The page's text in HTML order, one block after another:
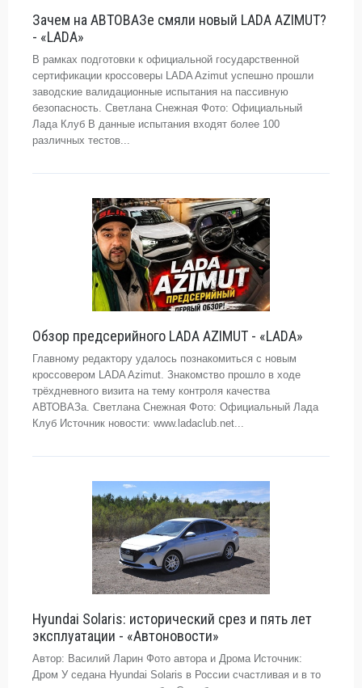
Зачем на АВТОВАЗе смяли новый LADA AZIMUT?
- «LADA»
В рамках подготовки к официальной государственной
сертификации кроссоверы LADA Azimut успешно прошли
заводские валидационные испытания на пассивную
безопасность. Светлана Снежная Фото: Официальный
Лада Клуб В данные испытания входят более 100
различных тестов...
Обзор предсерийного LADA AZIMUT - «LADA»
Главному редактору удалось познакомиться с новым
кроссовером LADA Azimut. Знакомство прошло в ходе
трёхдневного визита на тему контроля качества
АВТОВАЗа. Светлана Снежная Фото: Официальный Лада
Клуб Источник новости: www.ladaclub.net...
Hyundai Solaris: исторический срез и пять лет
эксплуатации - «Автоновости»
Автор: Василий Ларин Фото автора и Дрома Источник:
Дром У седана Hyundai Solaris в России счастливая и в то